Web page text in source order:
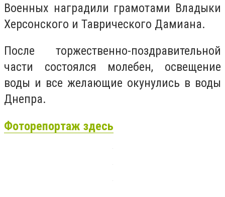
Военных наградили грамотами Владыки
Херсонского и Таврического Дамиана.
После торжественно-поздравительной
части состоялся молебен, освещение
воды и все желающие окунулись в воды
Днепра.
Фоторепортаж здесь